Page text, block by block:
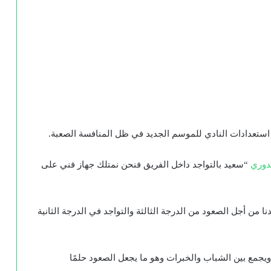
النادي للموسم الجديد في ظل المنافسة الصعبة.
“سعيد بالتواجد داخل الفريق فنحن نمتلك جهاز فني على
أجل الصعود من الدرجة الثالثة والتواجد في الدرجة الثانية
بين الشباب والخبرات وهو ما يجعل الصعود حلمًا